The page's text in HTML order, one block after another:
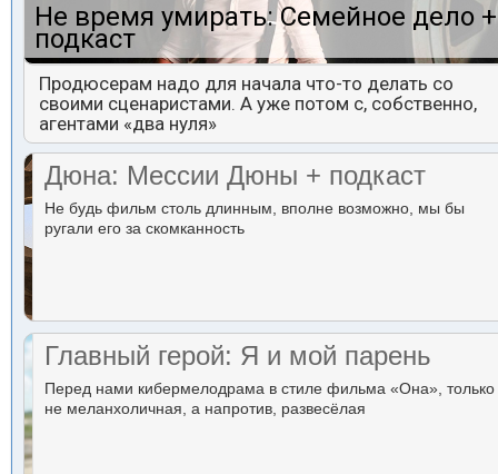
Не время умирать: Семейное дело +
подкаст
Продюсерам надо для начала что-то делать со
своими сценаристами. А уже потом с, собственно,
агентами «два нуля»
Дюна: Мессии Дюны + подкаст
Не будь фильм столь длинным, вполне возможно, мы бы
ругали его за скомканность
Главный герой: Я и мой парень
Перед нами кибермелодрама в стиле фильма «Она», только
не меланхоличная, а напротив, развесёлая